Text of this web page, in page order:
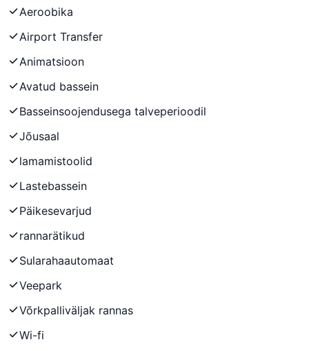
Aeroobika
Airport Transfer
Animatsioon
Avatud bassein
Basseinsoojendusega talveperioodil
Jõusaal
lamamistoolid
Lastebassein
Päikesevarjud
rannarätikud
Sularahaautomaat
Veepark
Võrkpalliväljak rannas
Wi-fi